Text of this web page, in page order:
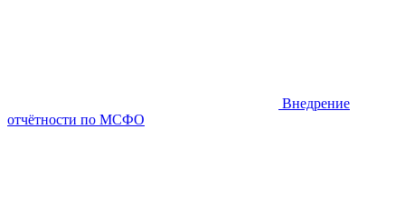
Внедрение
отчётности по МСФО